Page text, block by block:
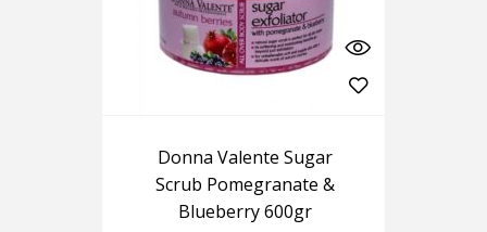
Donna Valente Sugar
Scrub Pomegranate &
Blueberry 600gr